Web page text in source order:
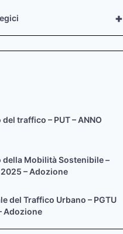
+
traffico – PUT – ANNO
della Mobilità Sostenibile –
2025 – Adozione
del Traffico Urbano – PGTU
Adozione